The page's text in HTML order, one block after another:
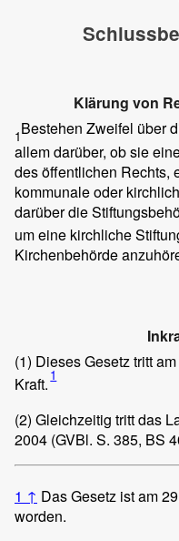
Klärung von
1Bestehen Zweifel über
allem darüber, ob sie
des öffentlichen Rechts,
kommunale oder
darüber die
um eine kirchliche
Kirchenbehörde
(1) Dieses Gesetz tritt
Kraft. 1
(2) Gleichzeitig tritt das
2004 (GVBl. S. 385, BS
1 ↑ Das Gesetz ist am
worden.